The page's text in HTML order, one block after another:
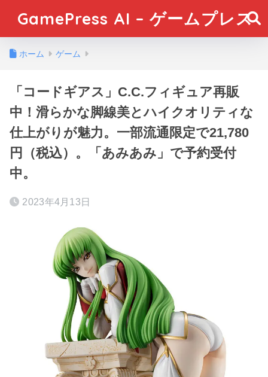
GamePress AI – ゲームプレス
ホーム ゲーム
「コードギアス」C.C.フィギュア再販
中！滑らかな脚線美とハイクオリティな
仕上がりが魅力。一部流通限定で21,780
円（税込）。「あみあみ」で予約受付
中。
2023年4月13日